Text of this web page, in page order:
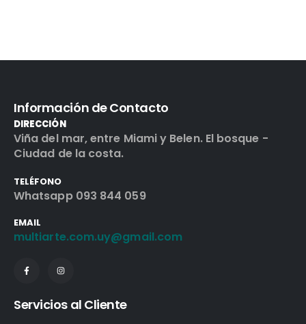
Información de Contacto
DIRECCIÓN
Viña del mar, entre Miami y Belen. El bosque -
Ciudad de la costa.
TELÉFONO
Whatsapp 093 844 059
EMAIL
multiarte.com.uy@gmail.com
Servicios al Cliente